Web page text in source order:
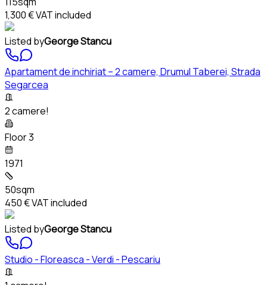
1,300 €VAT included
Listed byGeorge Stancu
Apartament de inchiriat – 2 camere, Drumul Taberei, Strada
Segarcea
2 camere!
Floor 3
1971
50sqm
450 €VAT included
Listed byGeorge Stancu
Studio - Floreasca - Verdi - Pescariu